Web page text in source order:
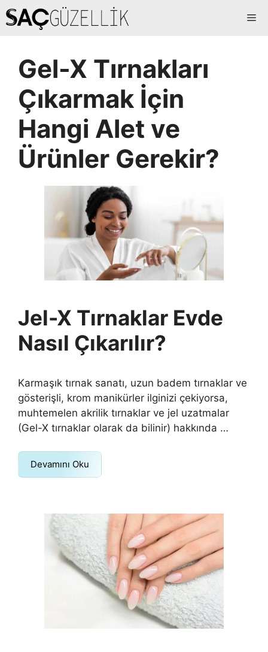
İçeriğe
atla
Gel-X Tırnakları
Çıkarmak İçin
Hangi Alet ve
Ürünler Gerekir?
Jel-X Tırnaklar Evde
Nasıl Çıkarılır?
Karmaşık tırnak sanatı, uzun badem tırnaklar ve
gösterişli, krom manikürler ilginizi çekiyorsa,
muhtemelen akrilik tırnaklar ve jel uzatmalar
(Gel-X tırnaklar olarak da bilinir) hakkında …
Devamını Oku